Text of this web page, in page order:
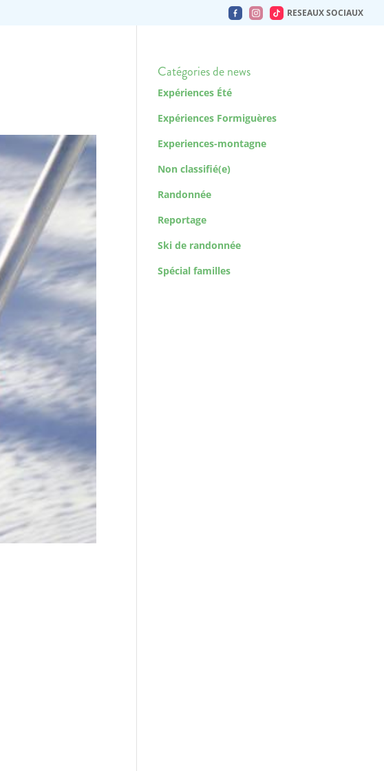
RESEAUX SOCIAUX
Catégories de news
Expériences Été
Expériences Formiguères
Experiences-montagne
Non classifié(e)
Randonnée
Reportage
Ski de randonnée
Spécial familles